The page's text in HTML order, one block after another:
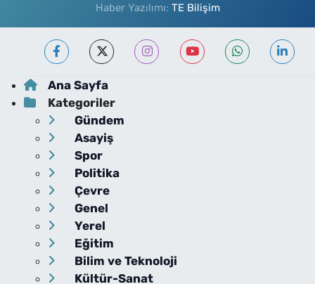
Haber Yazılımı: TE Bilişim
Ana Sayfa
Kategoriler
Gündem
Asayiş
Spor
Politika
Çevre
Genel
Yerel
Eğitim
Bilim ve Teknoloji
Kültür-Sanat